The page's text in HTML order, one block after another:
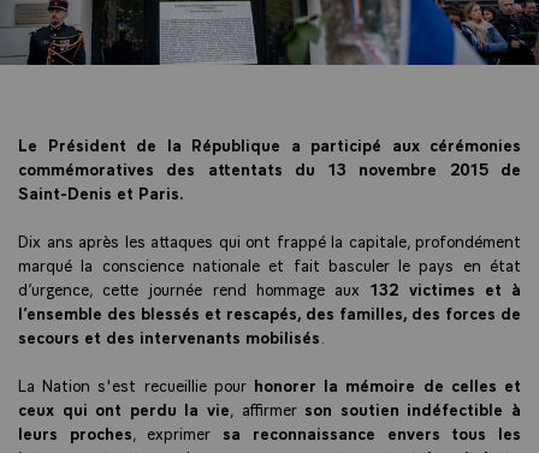
Le Président de la République a participé aux cérémonies
commémoratives des attentats du 13 novembre 2015 de
Saint-Denis et Paris.
Dix ans après les attaques qui ont frappé la capitale, profondément
marqué la conscience nationale et fait basculer le pays en état
d’urgence, cette journée rend hommage aux 132 victimes et à
l’ensemble des blessés et rescapés, des familles, des forces de
secours et des intervenants mobilisés
La Nation s'est recueillie pour honorer la mémoire de celles et
ceux qui ont perdu la vie , affirmer son soutien indéfectible à
leurs proches , exprimer sa reconnaissance envers tous les